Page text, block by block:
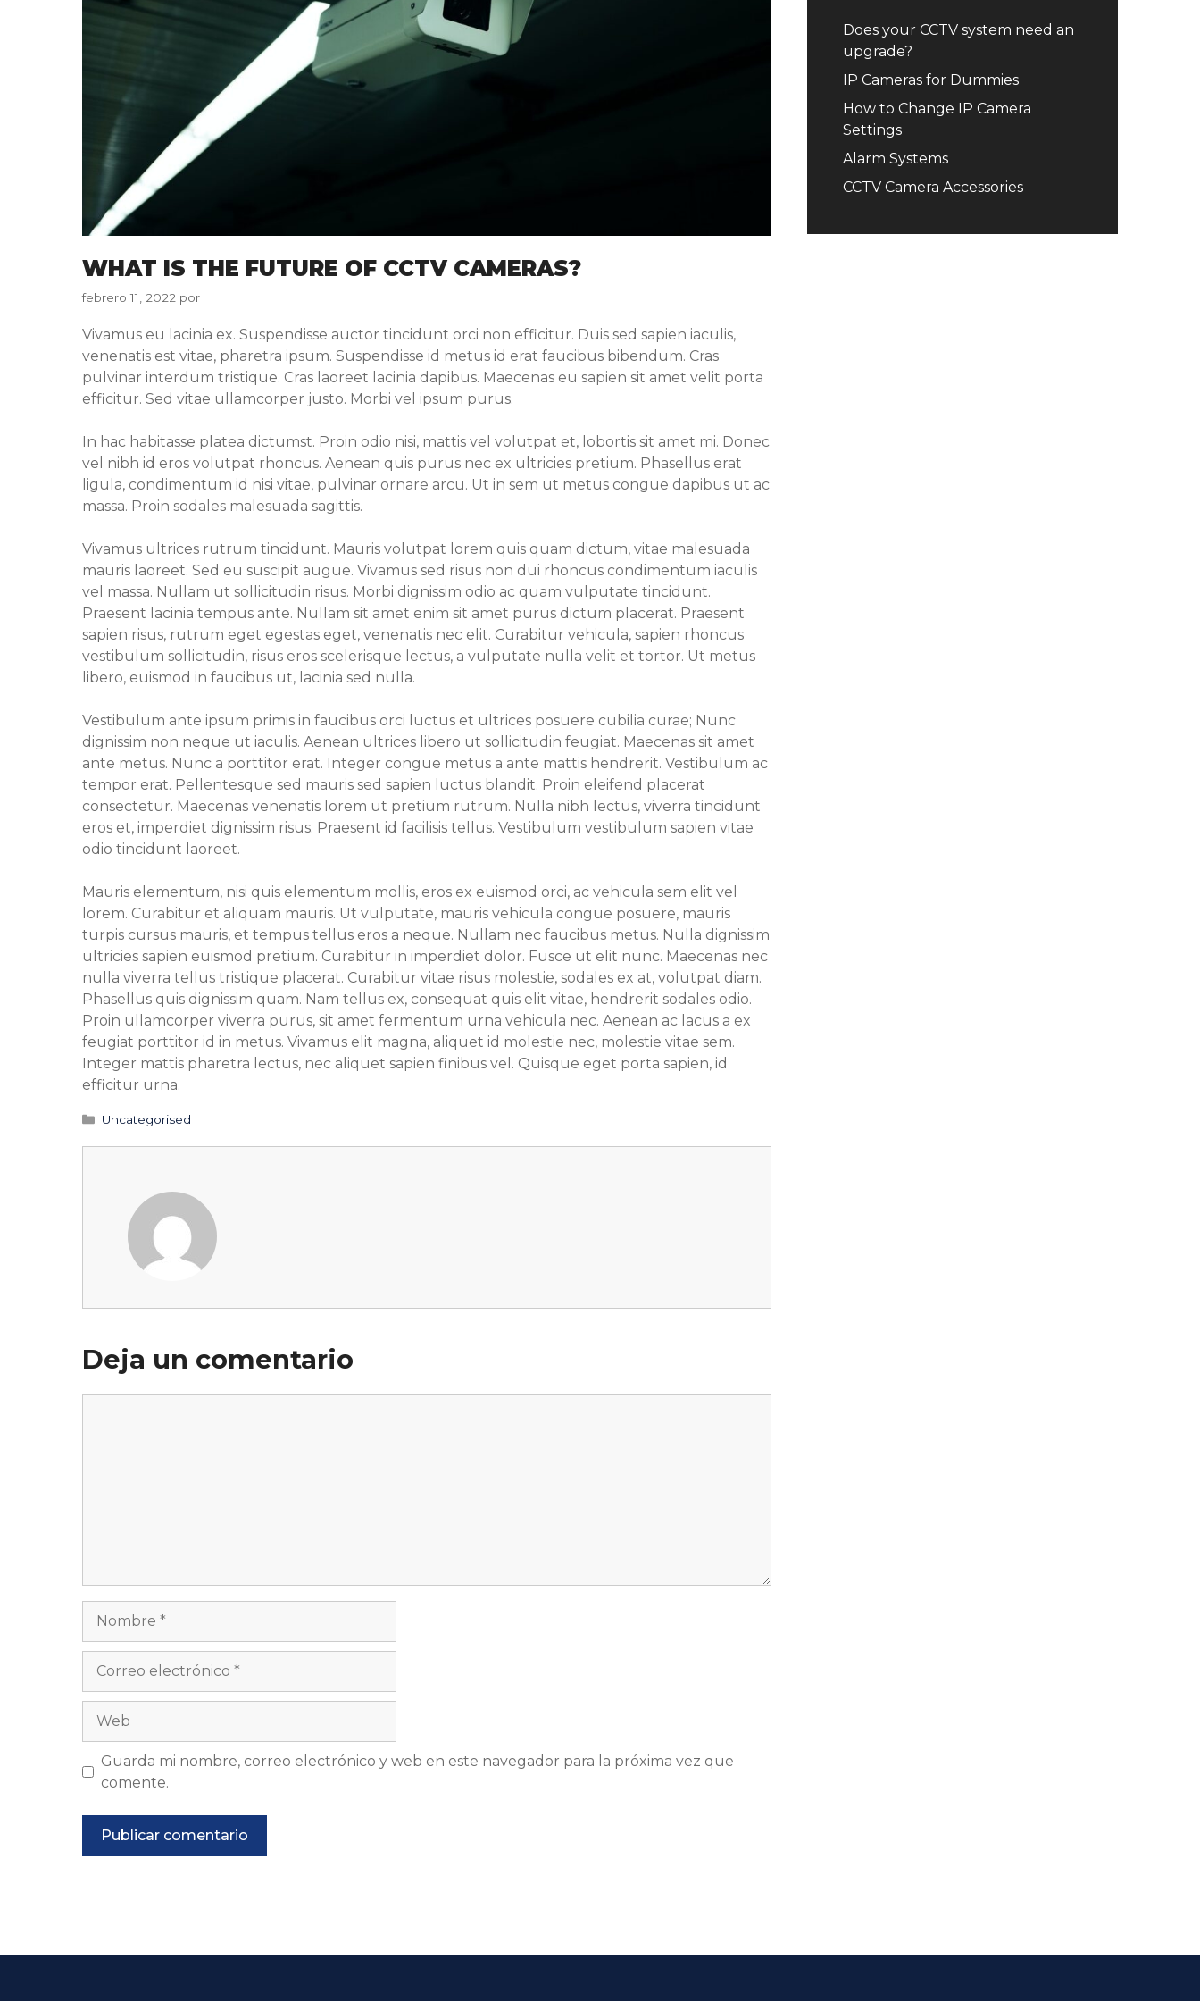
WHAT IS THE FUTURE OF CCTV CAMERAS?
febrero 11, 2022 por
Vivamus eu lacinia ex. Suspendisse auctor tincidunt orci non efficitur. Duis sed sapien iaculis,
venenatis est vitae, pharetra ipsum. Suspendisse id metus id erat faucibus bibendum. Cras
pulvinar interdum tristique. Cras laoreet lacinia dapibus. Maecenas eu sapien sit amet velit porta
efficitur. Sed vitae ullamcorper justo. Morbi vel ipsum purus.
In hac habitasse platea dictumst. Proin odio nisi, mattis vel volutpat et, lobortis sit amet mi. Donec
vel nibh id eros volutpat rhoncus. Aenean quis purus nec ex ultricies pretium. Phasellus erat
ligula, condimentum id nisi vitae, pulvinar ornare arcu. Ut in sem ut metus congue dapibus ut ac
massa. Proin sodales malesuada sagittis.
Vivamus ultrices rutrum tincidunt. Mauris volutpat lorem quis quam dictum, vitae malesuada
mauris laoreet. Sed eu suscipit augue. Vivamus sed risus non dui rhoncus condimentum iaculis
vel massa. Nullam ut sollicitudin risus. Morbi dignissim odio ac quam vulputate tincidunt.
Praesent lacinia tempus ante. Nullam sit amet enim sit amet purus dictum placerat. Praesent
sapien risus, rutrum eget egestas eget, venenatis nec elit. Curabitur vehicula, sapien rhoncus
vestibulum sollicitudin, risus eros scelerisque lectus, a vulputate nulla velit et tortor. Ut metus
libero, euismod in faucibus ut, lacinia sed nulla.
Vestibulum ante ipsum primis in faucibus orci luctus et ultrices posuere cubilia curae; Nunc
dignissim non neque ut iaculis. Aenean ultrices libero ut sollicitudin feugiat. Maecenas sit amet
ante metus. Nunc a porttitor erat. Integer congue metus a ante mattis hendrerit. Vestibulum ac
tempor erat. Pellentesque sed mauris sed sapien luctus blandit. Proin eleifend placerat
consectetur. Maecenas venenatis lorem ut pretium rutrum. Nulla nibh lectus, viverra tincidunt
eros et, imperdiet dignissim risus. Praesent id facilisis tellus. Vestibulum vestibulum sapien vitae
odio tincidunt laoreet.
Mauris elementum, nisi quis elementum mollis, eros ex euismod orci, ac vehicula sem elit vel
lorem. Curabitur et aliquam mauris. Ut vulputate, mauris vehicula congue posuere, mauris
turpis cursus mauris, et tempus tellus eros a neque. Nullam nec faucibus metus. Nulla dignissim
ultricies sapien euismod pretium. Curabitur in imperdiet dolor. Fusce ut elit nunc. Maecenas nec
nulla viverra tellus tristique placerat. Curabitur vitae risus molestie, sodales ex at, volutpat diam.
Phasellus quis dignissim quam. Nam tellus ex, consequat quis elit vitae, hendrerit sodales odio.
Proin ullamcorper viverra purus, sit amet fermentum urna vehicula nec. Aenean ac lacus a ex
feugiat porttitor id in metus. Vivamus elit magna, aliquet id molestie nec, molestie vitae sem.
Integer mattis pharetra lectus, nec aliquet sapien finibus vel. Quisque eget porta sapien, id
efficitur urna.
Categorías
Uncategorised
Deja un comentario
Nombre
electrónico
Guarda mi nombre, correo electrónico y web en este navegador para la próxima vez que
comente.
Does your CCTV system need an
upgrade?
IP Cameras for Dummies
How to Change IP Camera
Settings
Alarm Systems
CCTV Camera Accessories